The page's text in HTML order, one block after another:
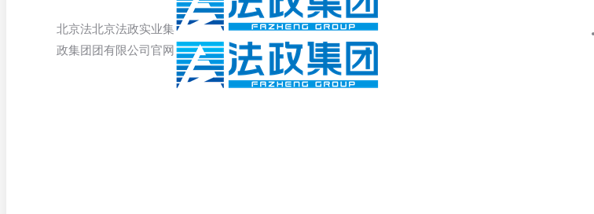
北京法
政集团
北京法政实业集
团有限公司官网